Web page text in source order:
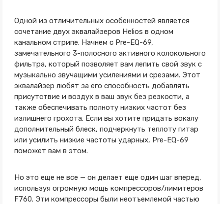
Одной из отличительных особенностей является
сочетание двух эквалайзеров Helios в одном
канальном стрипе. Начнем с Pre-EQ-69,
замечательного 3-полосного активного колокольного
фильтра, который позволяет вам лепить свой звук с
музыкально звучащими усилениями и срезами. Этот
эквалайзер любят за его способность добавлять
присутствие и воздух в ваш звук без резкости, а
также обеспечивать полноту низких частот без
излишнего грохота. Если вы хотите придать вокалу
дополнительный блеск, подчеркнуть теплоту гитар
или усилить низкие частоты ударных, Pre-EQ-69
поможет вам в этом.
Но это еще не все — он делает еще один шаг вперед,
используя огромную мощь компрессоров/лимитеров
F760. Эти компрессоры были неотъемлемой частью